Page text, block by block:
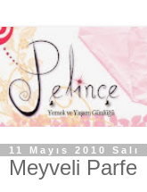
11 Mayıs 2010 Salı
Meyveli Parfe